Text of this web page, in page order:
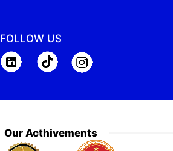
FOLLOW US
Our Acthivements